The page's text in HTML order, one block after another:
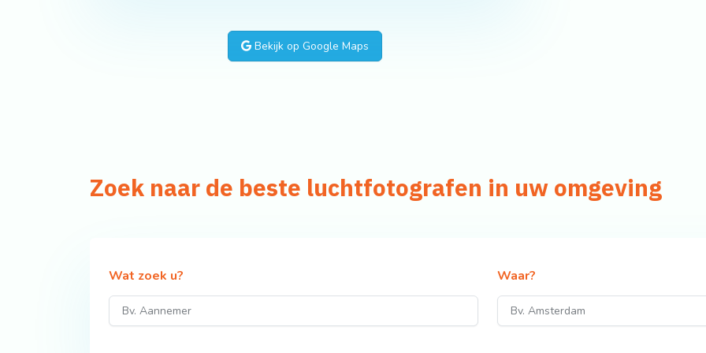
Bekijk op Google Maps
Zoek naar de beste luchtfotografen in uw omgeving
Wat zoek u? Waar?